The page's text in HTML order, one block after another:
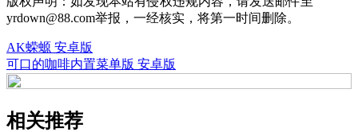
yrdown@88.com举报，一经核实，将第一时间删除。
AK蝾螈 安卓版
可口的咖啡内置菜单版 安卓版
相关推荐